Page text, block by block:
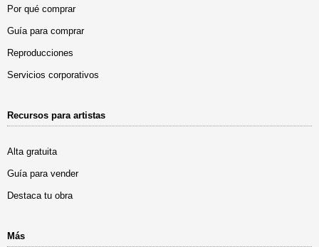
Por qué comprar
Guía para comprar
Reproducciones
Servicios corporativos
Recursos para artistas
Alta gratuita
Guía para vender
Destaca tu obra
Más